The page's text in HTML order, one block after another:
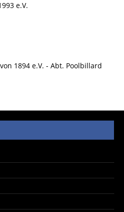
e.V.
1894 e.V. - Abt. Poolbillard